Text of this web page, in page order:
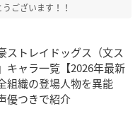
ございます！！
ストレイドッグス（文ス
キャラ一覧【2026年最新
組織の登場人物を異能
優つきで紹介